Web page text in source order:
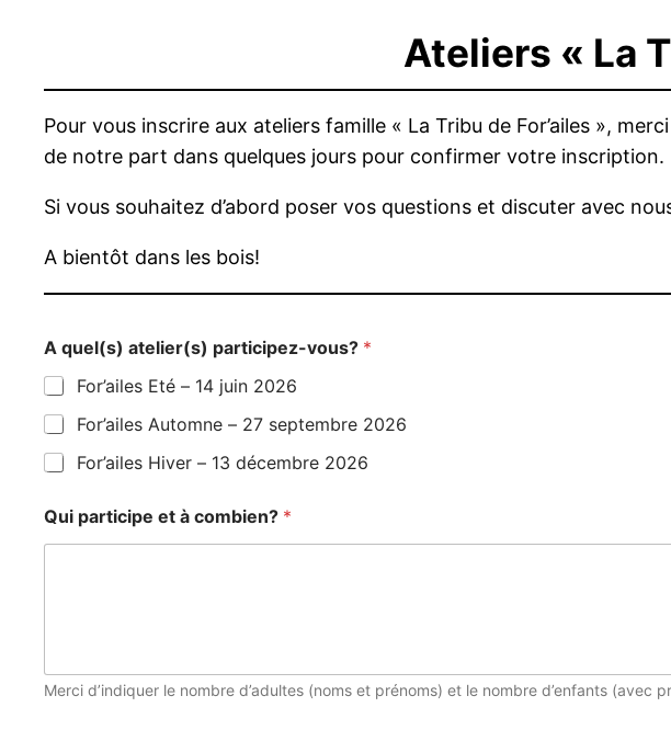
Ateliers « La
Pour vous inscrire aux ateliers famille « La Tribu de For’ailes »,
de notre part dans quelques jours pour confirmer votre inscription.
Si vous souhaitez d’abord poser vos questions et discuter avec
A bientôt dans les bois!
A quel(s) atelier(s) participez-vous? *
For’ailes Eté – 14 juin 2026
For’ailes Automne – 27 septembre 2026
For’ailes Hiver – 13 décembre 2026
Qui participe et à combien? *
Merci d’indiquer le nombre d’adultes (noms et prénoms) et le nombre d’enfants (avec